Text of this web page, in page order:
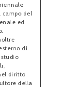
campo del
ed
di
diritto
della